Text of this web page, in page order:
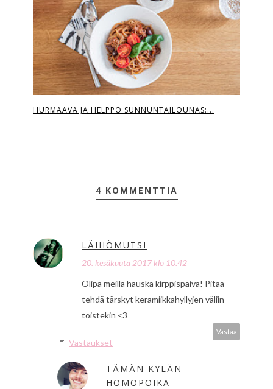
HURMAAVA JA HELPPO SUNNUNTAILOUNAS:...
4 KOMMENTTIA
LÄHIÖMUTSI
20. kesäkuuta 2017 klo 10.42
Olipa meillä hauska kirppispäivä! Pitää
tehdä tärskyt keramiikkahyllyjen väliin
toistekin <3
Vastaa
Vastaukset
TÄMÄN KYLÄN
HOMOPOIKA